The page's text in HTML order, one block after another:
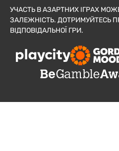
УЧАСТЬ В АЗАРТНИХ ІГРАХ
ЗАЛЕЖНІСТЬ. ДОТРИМУЙТЕСЬ
ВІДПОВІДАЛЬНОЇ ГРИ.